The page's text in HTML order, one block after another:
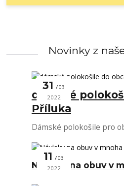
Novinky z
31 03
2022
dámské
Příluka
Dámské polokošile pro
11 03
2022
Návleky na obuv v